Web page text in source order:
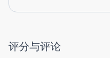
评分与评论